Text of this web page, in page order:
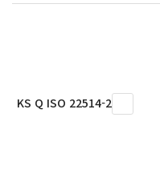
KS Q ISO 22514-2